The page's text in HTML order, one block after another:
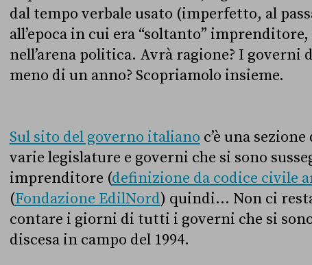
dal tempo verbale usato (imperfetto, al
all’epoca in cui era “soltanto”
nell’arena politica. Avrà ragione? I governi
meno di un anno? Scopriamolo insieme.
Sul sito del governo italiano c’è una
varie legislature e governi che si sono
imprenditore (definizione da codice civile
(Fondazione EdilNord) quindi… Non ci
contare i giorni di tutti i governi che si
discesa in campo del 1994.